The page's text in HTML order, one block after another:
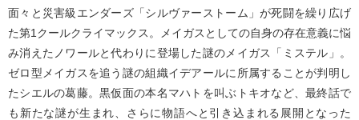
面々と災害級エンダーズ「シルヴァーストーム」が死闘を繰り広げ
た第1クールクライマックス。メイガスとしての自身の存在意義に悩
み消えたノワールと代わりに登場した謎のメイガス「ミステル」。
ゼロ型メイガスを追う謎の組織イデアールに所属することが判明し
たシエルの葛藤。黒仮面の本名マハトを叫ぶトキオなど、最終話で
も新たな謎が生まれ、さらに物語へと引き込まれる展開となった